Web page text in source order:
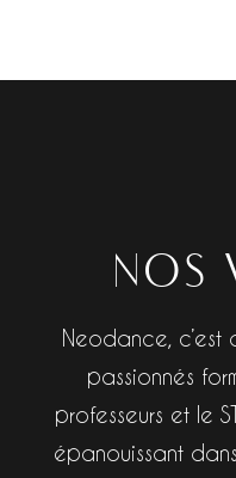
NOS
Neodance, c’est
passionnés
professeurs et le
épanouissant